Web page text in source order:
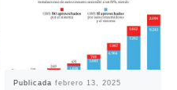
Publicada febrero 13, 2025